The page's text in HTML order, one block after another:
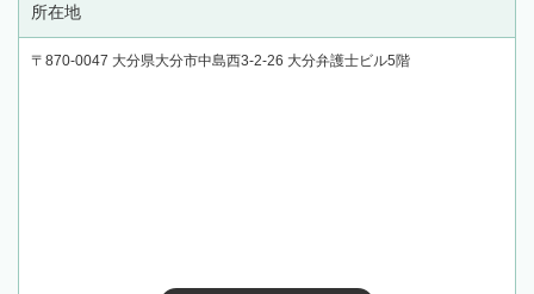
所在地
〒870-0047 大分県大分市中島西3-2-26 大分弁護士ビル5階